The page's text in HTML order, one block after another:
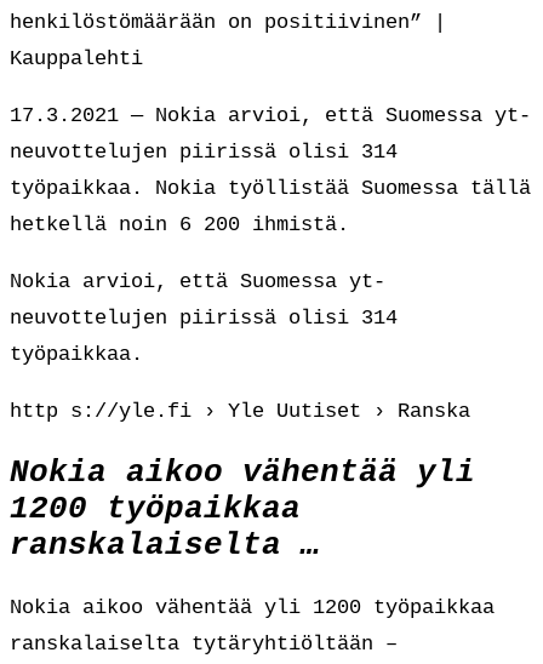
henkilöstömäärään on positiivinen” |
Kauppalehti
17.3.2021 — Nokia arvioi, että Suomessa yt-
neuvottelujen piirissä olisi 314
työpaikkaa. Nokia työllistää Suomessa tällä
hetkellä noin 6 200 ihmistä.
Nokia arvioi, että Suomessa yt-
neuvottelujen piirissä olisi 314
työpaikkaa.
http s://yle.fi › Yle Uutiset › Ranska
Nokia aikoo vähentää yli
1200 työpaikkaa
ranskalaiselta …
Nokia aikoo vähentää yli 1200 työpaikkaa
ranskalaiselta tytäryhtiöltään –